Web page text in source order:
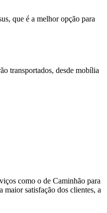
que é a melhor opção para
transportados, desde mobília
como o de Caminhão para
satisfação dos clientes, a